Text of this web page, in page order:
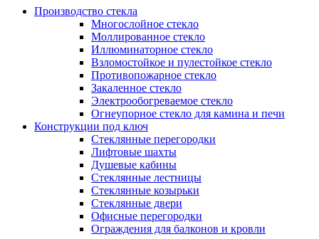
Производство стекла
Многослойное стекло
Моллированное стекло
Иллюминаторное стекло
Взломостойкое и пулестойкое стекло
Противопожарное стекло
Закаленное стекло
Электрообогреваемое стекло
Огнеупорное стекло для камина и печи
Конструкции под ключ
Стеклянные перегородки
Лифтовые шахты
Душевые кабины
Cтеклянные лестницы
Cтеклянные козырьки
Cтеклянные двери
Офисные перегородки
Ограждения для балконов и кровли